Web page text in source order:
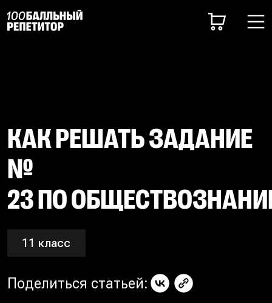
КАК РЕШАТЬ ЗАДАНИЕ
№
23 ПО
11 класс
Поделиться статьей: